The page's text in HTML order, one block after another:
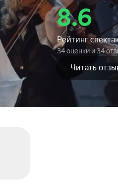
8.6
Рейтинг
34 оценкии 34
Читать